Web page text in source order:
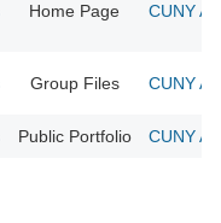
Home Page CUNY
Group Files CUNY
Public Portfolio CUNY